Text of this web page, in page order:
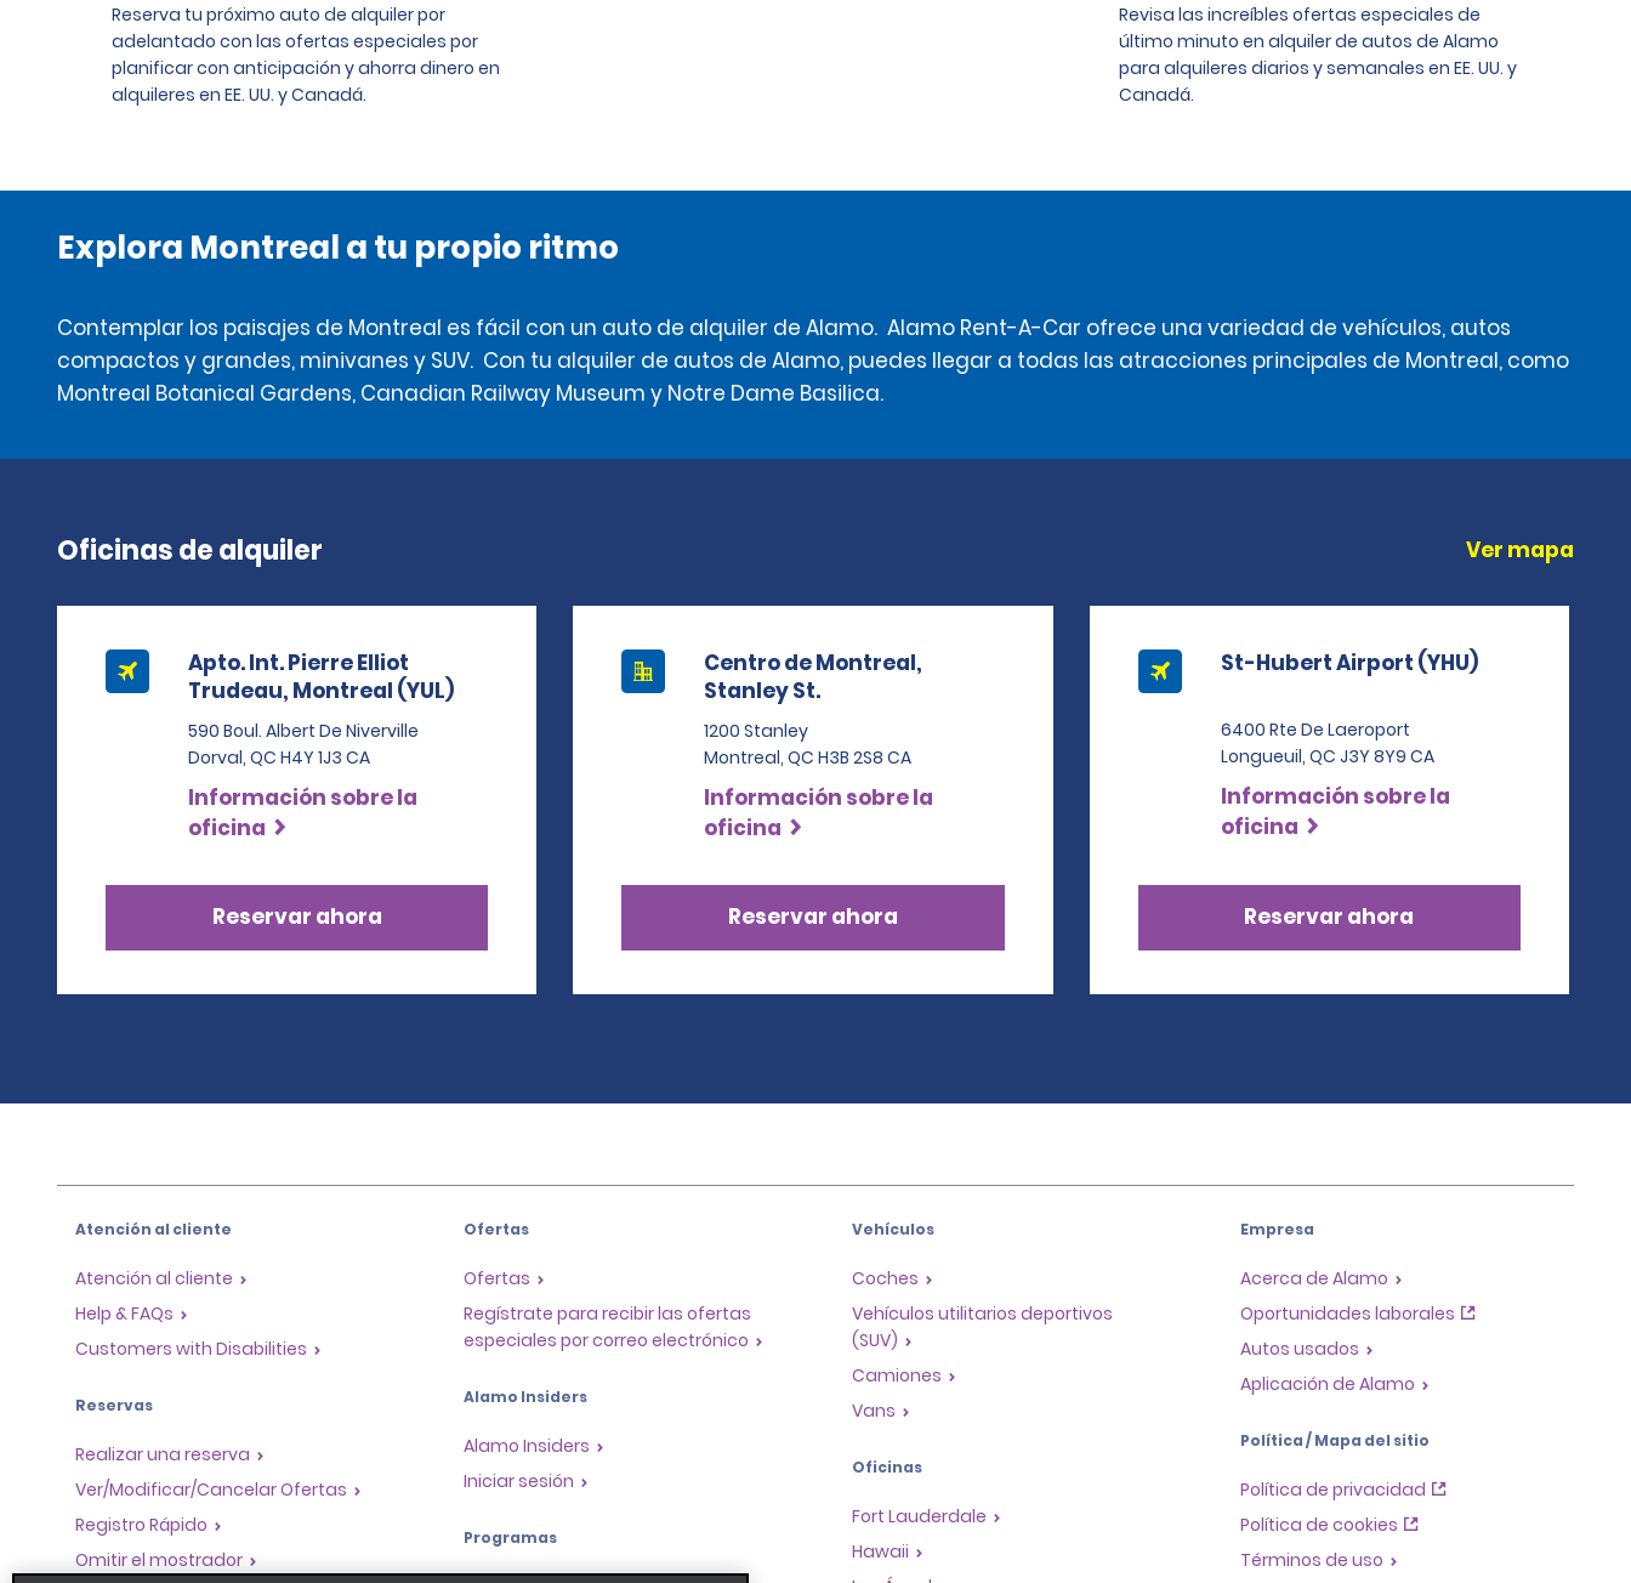
Reserva tu próximo auto de alquiler por
adelantado con las ofertas especiales por
planificar con anticipación y ahorra dinero en
alquileres en EE. UU. y Canadá.
Revisa las increíbles ofertas especiales de
último minuto en alquiler de autos de Alamo
para alquileres diarios y semanales en EE. UU. y
Canadá.
Explora Montreal a tu propio ritmo
Contemplar los paisajes de Montreal es fácil con un auto de alquiler de Alamo. Alamo Rent-A-Car ofrece una variedad de vehículos, autos
compactos y grandes, minivanes y SUV. Con tu alquiler de autos de Alamo, puedes llegar a todas las atracciones principales de Montreal, como
Montreal Botanical Gardens, Canadian Railway Museum y Notre Dame Basilica.
Oficinas de alquiler Ver mapa
Apto. Int. Pierre Elliot
Trudeau, Montreal (YUL)
590 Boul. Albert De Niverville
Dorval, QC H4Y 1J3 CA
Información sobre la
oficina
Reservar ahora
Centro de Montreal,
Stanley St.
1200 Stanley
Montreal, QC H3B 2S8 CA
Información sobre la
oficina
Reservar ahora
St-Hubert Airport (YHU)
6400 Rte De Laeroport
Longueuil, QC J3Y 8Y9 CA
Información sobre la
oficina
Reservar ahora
Atención al cliente
Atención al cliente
Help & FAQs
Customers with Disabilities
Reservas
Realizar una reserva
Ver/Modificar/Cancelar Ofertas
Registro Rápido
Omitir el mostrador
Ofertas
Ofertas
Regístrate para recibir las ofertas
especiales por correo electrónico
Alamo Insiders
Alamo Insiders
Iniciar sesión
Programas
Vehículos
Coches
Vehículos utilitarios deportivos
(SUV)
Camiones
Vans
Oficinas
Fort Lauderdale
Hawaii
Empresa
Acerca de Alamo
Oportunidades laborales
Autos usados
Aplicación de Alamo
Política / Mapa del sitio
Política de privacidad
Política de cookies
Términos de uso